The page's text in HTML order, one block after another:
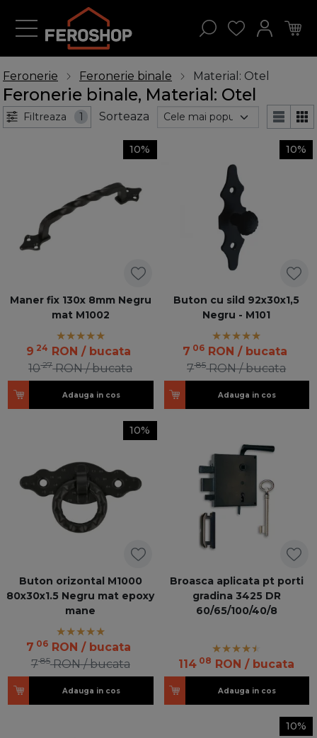
Feronerie Feronerie binale Material: Otel
Feronerie binale, Material: Otel
Filtreaza 1 Sorteaza
10%
Maner fix 130x 8mm Negru
mat M1002
9 24 RON / bucata
1027 RON / bucata
Adauga in cos
10%
Buton cu sild 92x30x1,5
Negru - M101
7 06 RON / bucata
785 RON / bucata
Adauga in cos
10%
Buton orizontal M1000
80x30x1.5 Negru mat epoxy
mane
7 06 RON / bucata
785 RON / bucata
Adauga in cos
Broasca aplicata pt porti
gradina 3425 DR
60/65/100/40/8
114 08 RON / bucata
Adauga in cos
10%